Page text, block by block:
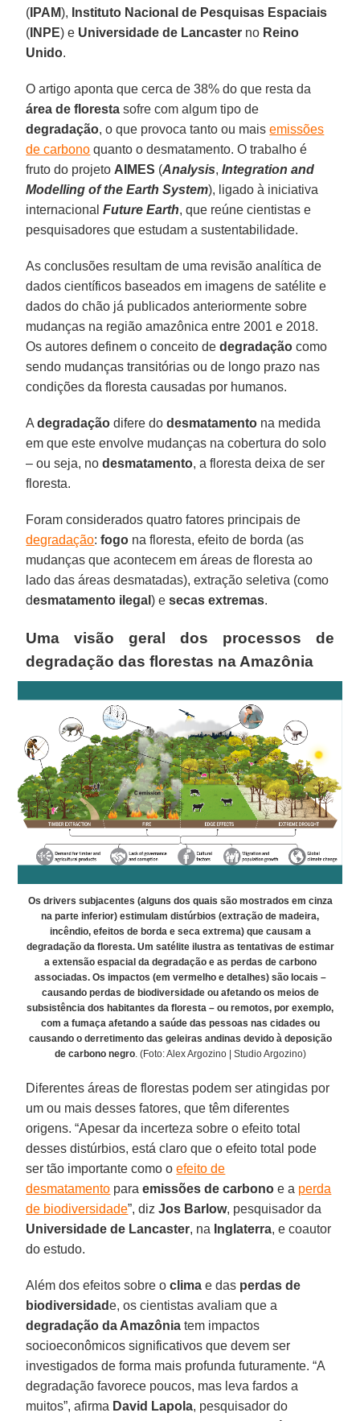
( IPAM), Instituto Nacional de Pesquisas Espaciais
( INPE) e Universidade de Lancaster no Reino
Unido.
O artigo aponta que cerca de 38% do que resta da
área de floresta sofre com algum tipo de
degradação, o que provoca tanto ou maisemissões
de carbono quanto o desmatamento. O trabalho é
fruto do projeto AIMES (Analysis,Integration and
Modelling of the Earth System), ligado à iniciativa
internacionalFuture Earth, que reúne cientistas e
pesquisadores que estudam a sustentabilidade.
As conclusões resultam de uma revisão analítica de
dados científicos baseados em imagens de satélite e
dados do chão já publicados anteriormente sobre
mudanças na região amazônica entre 2001 e 2018.
Os autores definem o conceito dedegradação como
sendo mudanças transitórias ou de longo prazo nas
condições da floresta causadas por humanos.
Adegradação difere dodesmatamento na medida
em que este envolve mudanças na cobertura do solo
– ou seja, nodesmatamento, a floresta deixa de ser
floresta.
Foram considerados quatro fatores principais de
degradação:fogo na floresta, efeito de borda (as
mudanças que acontecem em áreas de floresta ao
lado das áreas desmatadas), extração seletiva (como
desmatamento ilegal) esecas extremas.
Uma visão geral dos processos de
degradação das florestas na Amazônia
Os drivers subjacentes (alguns dos quais são mostrados em cinza
na parte inferior) estimulam distúrbios (extração de madeira,
incêndio, efeitos de borda e seca extrema) que causam a
degradação da floresta. Um satélite ilustra as tentativas de estimar
a extensão espacial da degradação e as perdas de carbono
associadas. Os impactos (em vermelho e detalhes) são locais –
causando perdas de biodiversidade ou afetando os meios de
subsistência dos habitantes da floresta – ou remotos, por exemplo,
com a fumaça afetando a saúde das pessoas nas cidades ou
causando o derretimento das geleiras andinas devido à deposição
de carbono negro. (Foto: Alex Argozino | Studio Argozino)
Diferentes áreas de florestas podem ser atingidas por
um ou mais desses fatores, que têm diferentes
origens. “Apesar da incerteza sobre o efeito total
desses distúrbios, está claro que o efeito total pode
ser tão importante como oefeito de
desmatamento paraemissões de carbono e a perda
de biodiversidade”, dizJos Barlow, pesquisador da
Universidade de Lancaster, na Inglaterra, e coautor
do estudo.
Além dos efeitos sobre oclima e das perdas de
biodiversidade, os cientistas avaliam que a
degradação da Amazônia tem impactos
socioeconômicos significativos que devem ser
investigados de forma mais profunda futuramente. “A
degradação favorece poucos, mas leva fardos a
muitos”, afirma David Lapola, pesquisador do